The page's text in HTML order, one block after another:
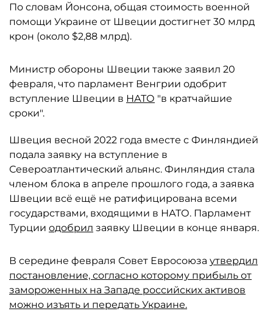
По словам Йонсона, общая стоимость военной
помощи Украине от Швеции достигнет 30 млрд
крон (около $2,88 млрд).
Министр обороны Швеции также заявил 20
февраля, что парламент Венгрии одобрит
вступление Швеции в НАТО "в кратчайшие
сроки".
Швеция весной 2022 года вместе с Финляндией
подала заявку на вступление в
Североатлантический альянс. Финляндия стала
членом блока в апреле прошлого года, а заявка
Швеции всё ещё не ратифицирована всеми
государствами, входящими в НАТО. Парламент
Турции одобрил заявку Швеции в конце января.
В середине февраля Совет Евросоюза утвердил
постановление, согласно которому прибыль от
замороженных на Западе российских активов
можно изъять и передать Украине.